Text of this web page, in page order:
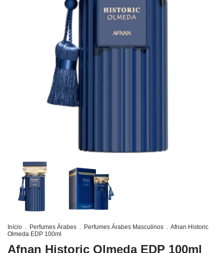
Início Perfumes Árabes Perfumes Árabes Masculinos
Afnan Historic
Olmeda EDP 100ml
Afnan Historic Olmeda EDP 100ml